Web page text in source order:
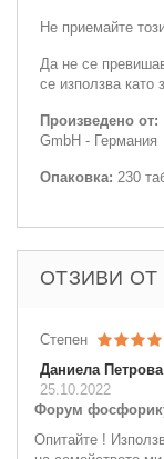
Не приемайте
Да не се
се използва като
Произведено от:
GmbH - Германия
Опаковка: 230
ОТЗИВИ ОТ
Степен
Даниела Петрова
25.10.2022
Форум
Опитайте !